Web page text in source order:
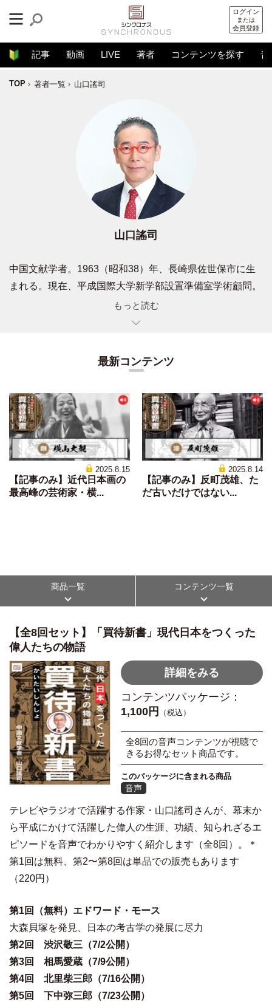
ログイン
または
会員登録
記事 動画 LIVE 著者 コンテンツを探す 音
TOP 著者一覧 山口謠司
山口謠司
中国文献学者。1963（昭和38）年、長崎県佐世保市に生
まれる。現在、平成国際大学新学部設置準備室学術顧問。
大東文化大学名誉教授。中国山東大学客員教授。博士（中
国学）。長崎県立佐世保北高等学校、大東文化大学文学部
所大学院に学ぶ。ケンブリッジ大学東洋学部共同研究員な
どを経て、現職。専門は、文献学、書誌学、日本語史な
家としても活動。『面白くて眠れなくなる日本語学』など
著書多数。
もっと読む
最新コンテンツ
2025.8.15
【記事のみ】近代日本画の
最高峰の芸術家・横...
2025.8.14
【記事のみ】反町茂雄、た
だ古いだけではない...
商品一覧 コンテンツ一覧
【全8回セット】「買待新書」現代日本をつくった
偉人たちの物語
コンテンツパッケージ：
1,100円
（税込）
詳細をみる
全8回の音声コンテンツが視聴で
きるお得なセット商品です。
このパッケージに含まれる商品
音声
テレビやラジオで活躍する作家・山口謠司さんが、幕末か
ら平成にかけて活躍した偉人の生涯、功績、知られざるエ
ピソードを音声でわかりやすく紹介します（全8回）。＊
第1回は無料、第2〜第8回は単品での販売もあります
（220円）
第1回（無料）エドワード・モース
大森貝塚を発見、日本の考古学の発展に尽力
第2回 渋沢敬三（7/2公開）
第3回 相馬愛蔵（7/9公開）
第4回 北里柴三郎（7/16公開）
第5回 下中弥三郎（7/23公開）